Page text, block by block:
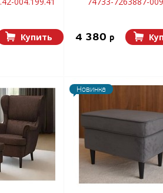
Купить 4 380 p
Новинка